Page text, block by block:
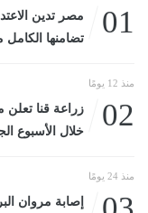
01
مصر تدين
تضامنها الكامل
منذ 12 يومًا
02
زراعة قنا تعلن
خلال الأسبوع الجارياليوم
منذ 24 يومًا
إصابة مروان